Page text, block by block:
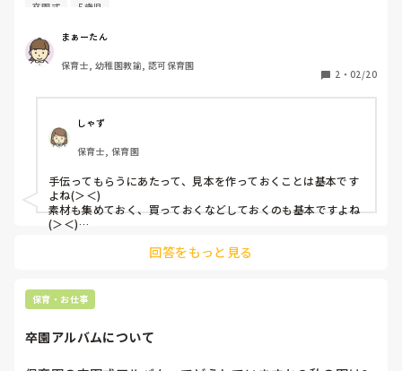
じゃないんだよ。
何様でしょうか（笑）
やってもらって当たり前じゃないの。
見本がちゃんとできてない。
見本通りの素材を用意してない時点で同じの作れるわけない
卒園式 5歳児
まぁーたん
保育士, 幼稚園教諭, 認可保育園
2 ・ 02/20
しゃず
保育士, 保育園
手伝ってもらうにあたって、見本を作っておくことは基本です
よね(＞＜)
素材も集めておく、買っておくなどしておくのも基本ですよね
(＞＜)
回答をもっと見る
保育・お仕事
卒園アルバムについて